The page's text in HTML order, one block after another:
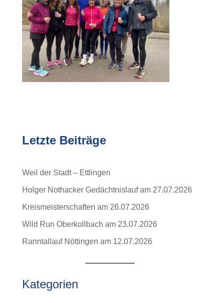
Letzte Beiträge
Weil der Stadt – Ettlingen
Holger Nothacker Gedächtnislauf am 27.07.2026
Kreismeisterschaften am 26.07.2026
Wild Run Oberkollbach am 23.07.2026
Ranntallauf Nöttingen am 12.07.2026
Kategorien